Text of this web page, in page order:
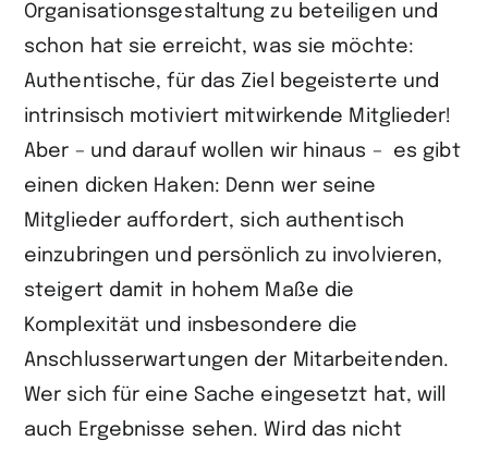
Organisationsgestaltung zu beteiligen und
schon hat sie erreicht, was sie möchte:
Authentische, für das Ziel begeisterte und
intrinsisch motiviert mitwirkende Mitglieder!
Aber – und darauf wollen wir hinaus – es gibt
einen dicken Haken: Denn wer seine
Mitglieder auffordert, sich authentisch
einzu­bringen und persönlich zu involvieren,
steigert damit in hohem Maße die
Komplexität und insbesondere die
Anschlusserwartungen der Mitarbeiten­den.
Wer sich für eine Sache eingesetzt hat, will
auch Ergebnisse sehen. Wird das nicht